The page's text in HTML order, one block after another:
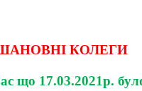
КОЛЕГИ
що 17.03.2021р.